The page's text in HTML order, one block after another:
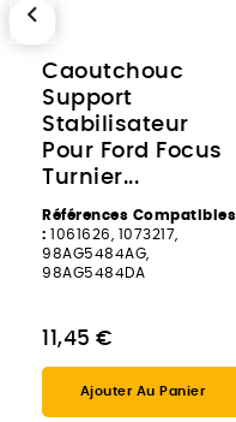
Caoutchouc
Support
Stabilisateur
Pour Ford Focus
Turnier...
Références Compatibles
: 1061626, 1073217,
98AG5484AG,
98AG5484DA
11,45 €
Ajouter Au Panier
chevron_left